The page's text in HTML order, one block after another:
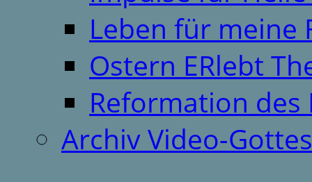
Leben für meine
Ostern ERlebt
Reformation des
Archiv Video-